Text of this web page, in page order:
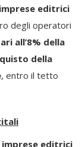
imprese editrici
degli operatori
all’8% della
della
, entro il tetto
imprese editrici